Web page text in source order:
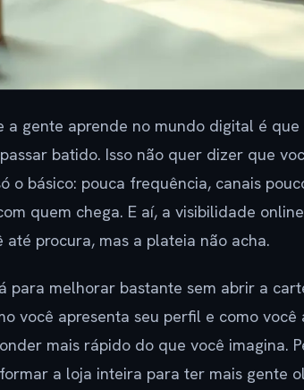
a gente aprende no mundo digital é
batido. Isso não quer dizer que
o básico: pouca frequência, canais
quem chega. E aí, a visibilidade
até procura, mas a plateia não acha.
para melhorar bastante sem abrir a
você apresenta seu perfil e como
mais rápido do que você imagina.
a loja inteira para ter mais gente